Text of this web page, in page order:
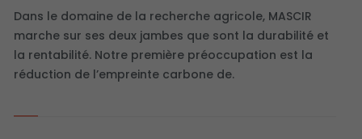
Dans le domaine de la recherche agricole, MASCIR
marche sur ses deux jambes que sont la durabilité et
la rentabilité. Notre première préoccupation est la
réduction de l’empreinte carbone de.